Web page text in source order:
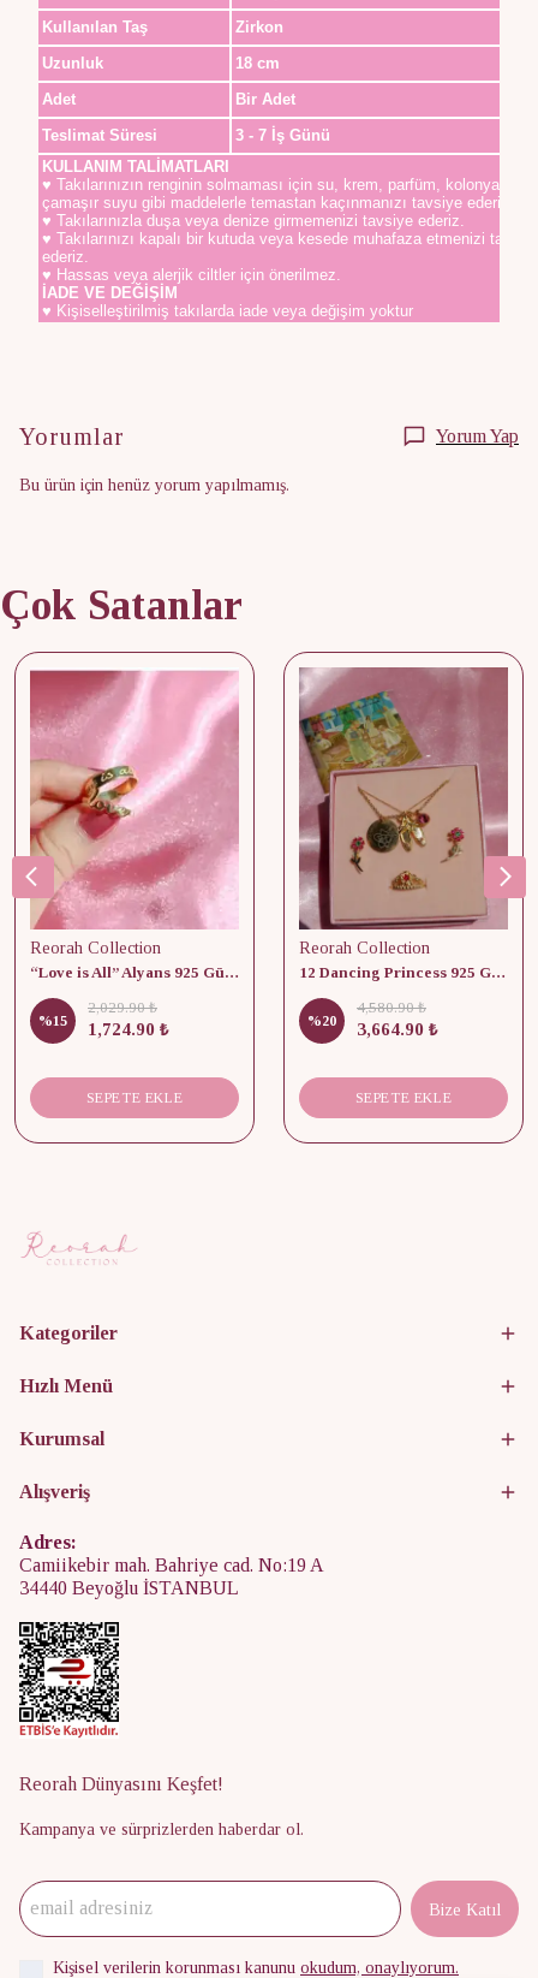
Kullanılan Taş
Zirkon
Uzunluk
18 cm
Adet
Bir Adet
Teslimat Süresi
3 - 7 İş Günü
KULLANIM TALİMATLARI
♥ Takılarınızın renginin solmaması için su, krem, parfüm, kolonya,
çamaşır suyu gibi maddelerle temastan kaçınmanızı tavsiye ederiz.
♥ Takılarınızla duşa veya denize girmemenizi tavsiye ederiz.
♥ Takılarınızı kapalı bir kutuda veya kesede muhafaza etmenizi
ederiz.
♥ Hassas veya alerjik ciltler için önerilmez.
İADE VE DEĞİŞİM
♥ Kişiselleştirilmiş takılarda iade veya değişim yoktur
Yorumlar Yorum Yap
Bu ürün için henüz yorum yapılmamış.
Çok Satanlar
Reorah Collection
“Love is All” Alyans 925 Gümüş - Medium Beden
%15
2,029.90 ₺
1,724.90 ₺
SEPETE EKLE
Reorah Collection
12 Dancing Princess 925 Gümüş/ Kolye, Küpe ve Yüzük Set
%20
4,580.90 ₺
3,664.90 ₺
SEPETE EKLE
Kategoriler
Hızlı Menü
Kurumsal
Alışveriş
Adres:
Camiikebir mah. Bahriye cad. No:19 A
34440 Beyoğlu İSTANBUL
Reorah Dünyasını Keşfet!
Kampanya ve sürprizlerden haberdar ol.
Bize Katıl
Kişisel verilerin korunması kanunu okudum, onaylıyorum.